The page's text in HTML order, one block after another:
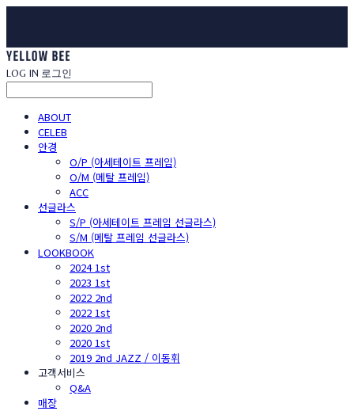
LOG IN 로그인
ABOUT
CELEB
안경
O/P (아세테이트 프레임)
O/M (메탈 프레임)
ACC
선글라스
S/P (아세테이트 프레임 선글라스)
S/M (메탈 프레임 선글라스)
LOOKBOOK
2024 1st
2023 1st
2022 2nd
2022 1st
2020 2nd
2020 1st
2019 2nd JAZZ / 이동휘
고객서비스
Q&A
매장